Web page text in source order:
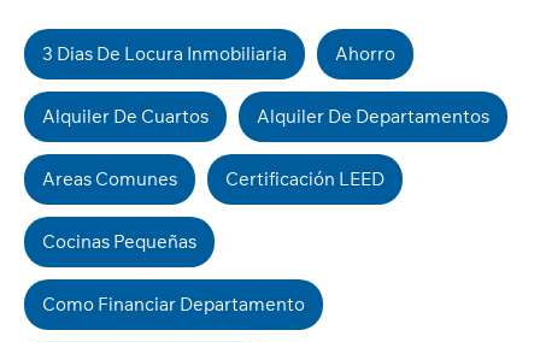
3 Dias De Locura Inmobiliaria Ahorro
Alquiler De Cuartos Alquiler De Departamentos
Areas Comunes Certificación LEED
Cocinas Pequeñas
Como Financiar Departamento